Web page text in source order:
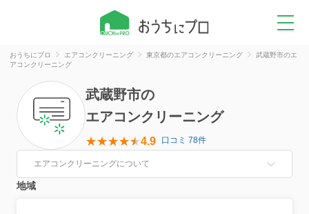
おうちにプロ エアコンクリーニング 東京都のエアコンクリーニング
武蔵野市のエ
アコンクリーニング
武蔵野市の
エアコンクリーニング
4.9 口コミ 78件
エアコンクリーニングについて
地域